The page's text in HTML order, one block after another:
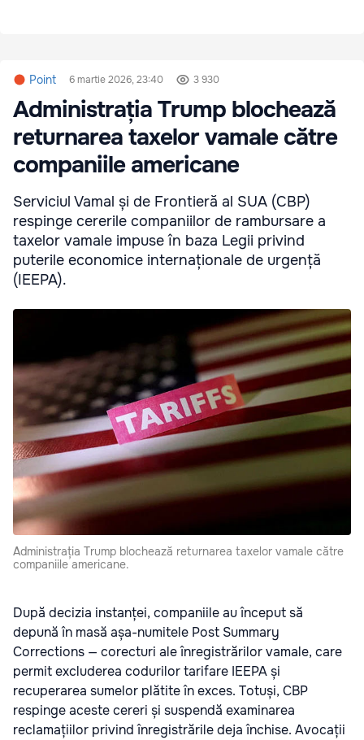
Point 6 martie 2026, 23:40 3 930
Administrația Trump blochează
returnarea taxelor vamale către
companiile americane
Serviciul Vamal și de Frontieră al SUA (CBP)
respinge cererile companiilor de rambursare a
taxelor vamale impuse în baza Legii privind
puterile economice internaționale de urgență
(IEEPA).
Administrația Trump blochează returnarea taxelor vamale către
companiile americane.
După decizia instanței, companiile au început să
depună în masă așa-numitele Post Summary
Corrections — corecturi ale înregistrărilor vamale, care
permit excluderea codurilor tarifare IEEPA și
recuperarea sumelor plătite în exces. Totuși, CBP
respinge aceste cereri și suspendă examinarea
reclamațiilor privind înregistrările deja închise. Avocații